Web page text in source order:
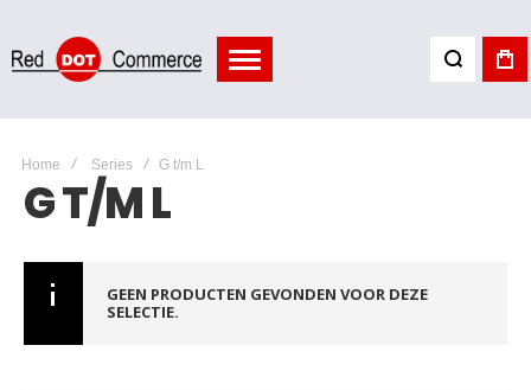
Home Series G t/m L
G T/M L
GEEN PRODUCTEN GEVONDEN VOOR DEZE
SELECTIE.